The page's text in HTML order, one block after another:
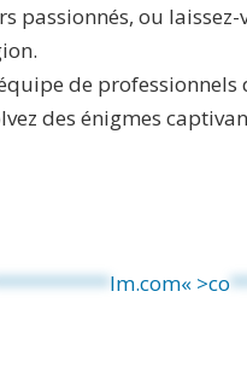
passionnés, ou
de
des énigmes
lm.com« >co